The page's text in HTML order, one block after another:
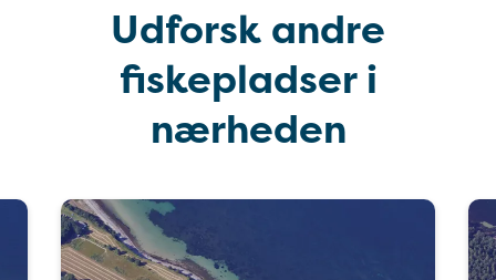
Udforsk andre
fiskepladser i
nærheden